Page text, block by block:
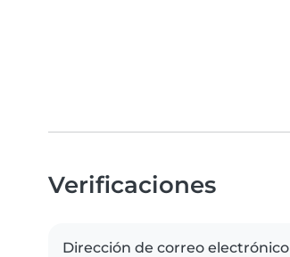
Verificaciones
Dirección de correo electrónico